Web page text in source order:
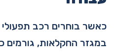
כאשר בוחרים רכב
במגזר החקלאות, גורמים